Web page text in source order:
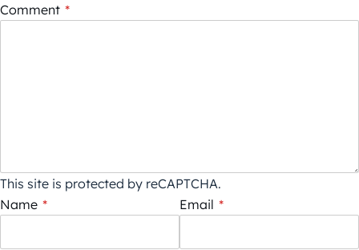
Comment *
This site is protected by reCAPTCHA.
Name * Email *